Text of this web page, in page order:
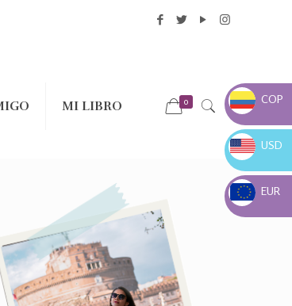
MI LIBRO 0
COP $
COP
USD $
USD
EUR €
EUR